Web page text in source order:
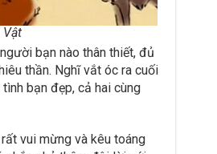
Vật
bạn nào thân thiết, đủ
thần. Nghĩ vắt óc ra cuối
bạn đẹp, cả hai cùng
vui mừng và kêu toáng